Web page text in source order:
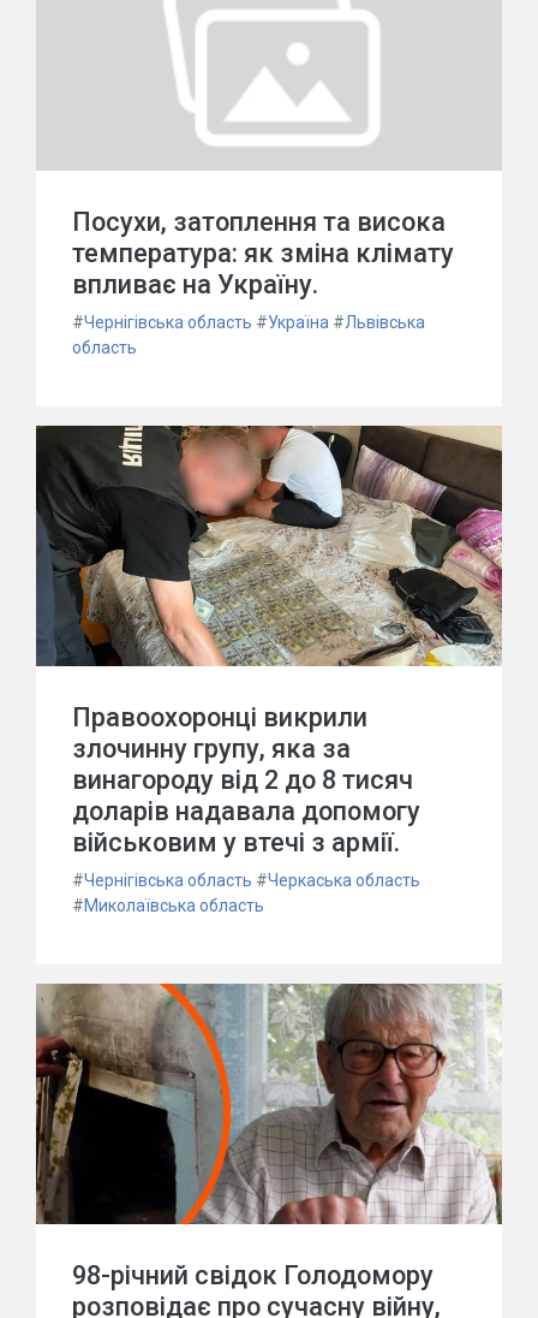
Посухи, затоплення та висока
температура: як зміна клімату
впливає на Україну.
#Чернігівська область #Україна #Львівська
область
Правоохоронці викрили
злочинну групу, яка за
винагороду від 2 до 8 тисяч
доларів надавала допомогу
військовим у втечі з армії.
#Чернігівська область #Черкаська область
#Миколаївська область
98-річний свідок Голодомору
розповідає про сучасну війну,